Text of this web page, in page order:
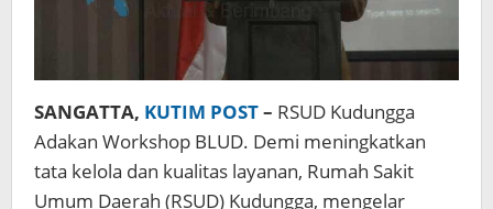
SANGATTA, KUTIM POST– RSUD Kudungga
Adakan Workshop BLUD. Demi meningkatkan
tata kelola dan kualitas layanan, Rumah Sakit
Umum Daerah (RSUD) Kudungga, mengelar